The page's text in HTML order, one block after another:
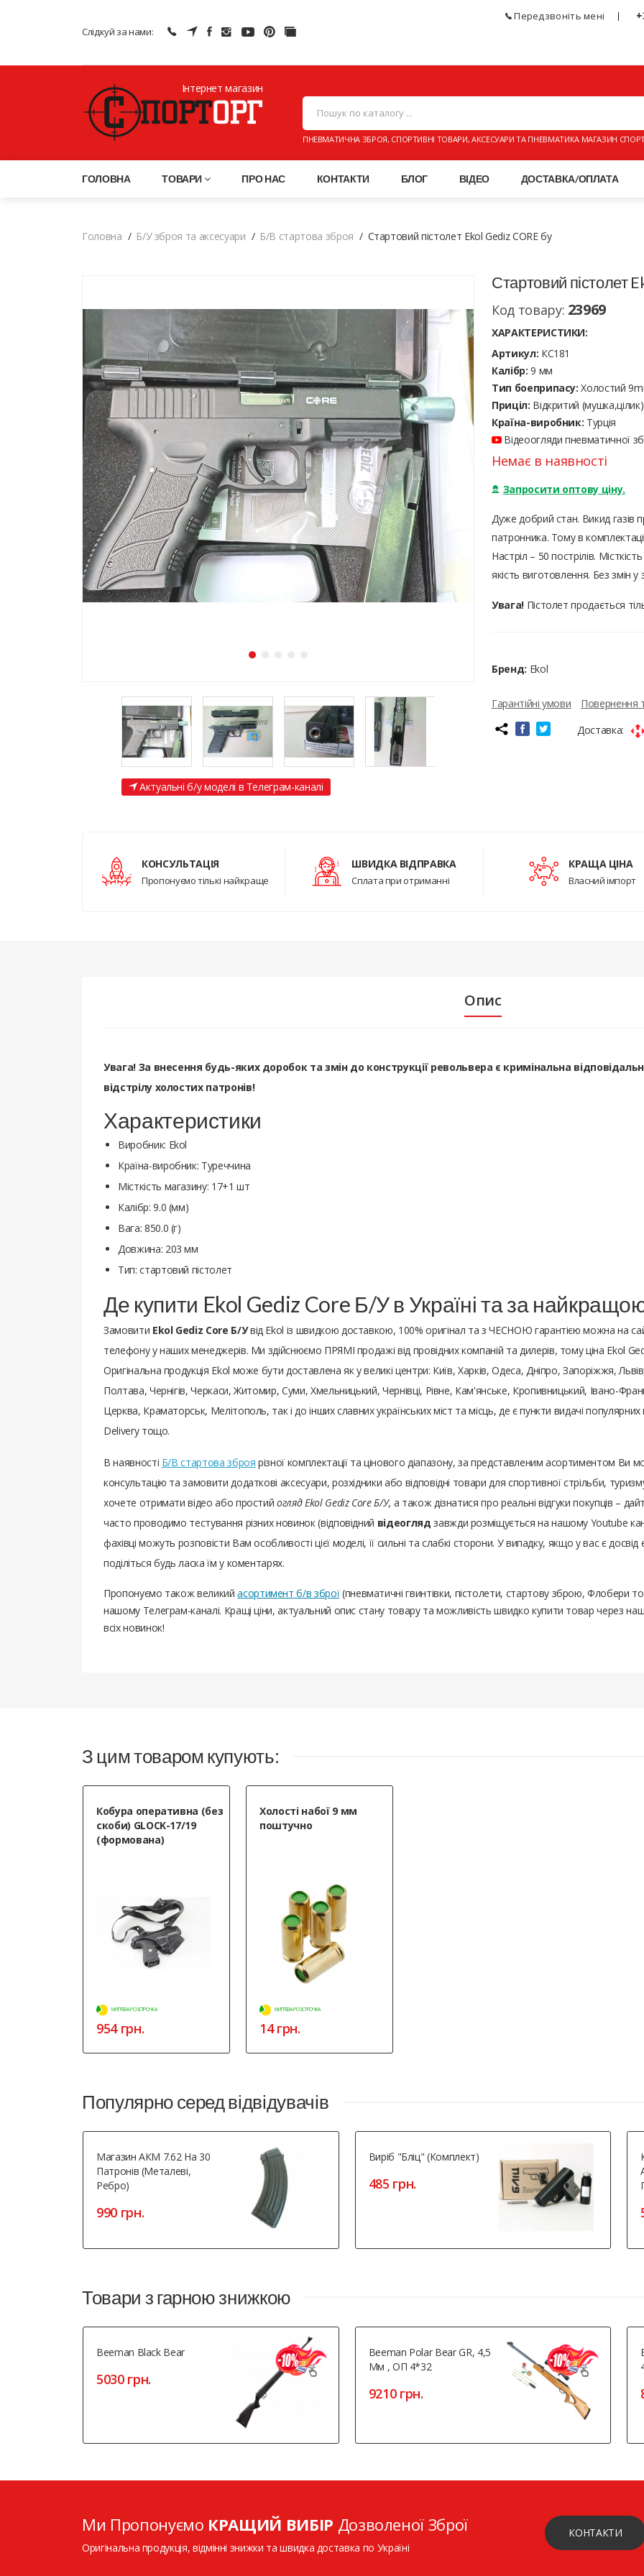
Слідкуй за нами:
Передзвоніть мені
Інтернет магазин
ПНЕВМАТИЧНА ЗБРОЯ, СПОРТИВНІ ТОВАРИ, АКСЕСУАРИ ТА ПНЕВМАТИКА МАГАЗИН
ГОЛОВНА ТОВАРИ ПРО НАС КОНТАКТИ БЛОГ ВІДЕО ДОСТАВКА/ОПЛАТА
Головна Б/У зброя та аксесуари Б/В стартова зброя Стартовий пістолет Ekol Gediz CORE бу
Актуальні б/у моделі в Телеграм-каналі
Стартовий пістолет
Код товару: 23969
ХАРАКТЕРИСТИКИ:
Артикул: КС181
Калібр: 9 мм
Тип боеприпасу: Холостий
Приціл: Відкритий (мушка,цілик)
Країна-виробник: Турція
Відеоогляди пневматичної
Немає в наявності
Запросити оптову ціну.
Дуже добрий стан. Викид газів
патронника. Тому в
Настріл – 50 пострілів.
якість виготовлення. Без змін у
Увага! Пістолет продається
Бренд: Ekol
Гарантійні умови Повернення
Доставка:
КОНСУЛЬТАЦІЯ
Пропонуємо тількі найкраще
ШВИДКА ВІДПРАВКА
Сплата при отриманні
КРАЩА ЦІНА
Власний імпорт
Опис
Увага! За внесення будь-яких доробок та змін до конструкції револьвера є кримінальна
відстрілу холостих патронів!
Характеристики
Виробник: Ekol
Країна-виробник: Туреччина
Місткість магазину: 17+1 шт
Калібр: 9.0 (мм)
Вага: 850.0 (г)
Довжина: 203 мм
Тип: стартовий пістолет
Де купити Ekol Gediz Core Б/У в Україні та за
Замовити Ekol Gediz Core Б/Увід Ekol із швидкою доставкою, 100% оригінал та з ЧЕСНОЮ гарантією можна на
телефону у наших менеджерів. Ми здійснюємо ПРЯМІ продажі від провідних компаній та дилерів, тому ціна Ekol
Оригінальна продукція Ekol може бути доставлена ​​як у великі центри: Київ, Харків, Одеса, Дніпро, Запоріжжя,
Полтава, Чернігів, Черкаси, Житомир, Суми, Хмельницький, Чернівці, Рівне, Кам'янське, Кропивницький, Івано-
Церква, Краматорськ, Мелітополь, так і до інших славних українських міст та місць, де є пункти видачі
Delivery тощо.
В наявності Б/В стартова зброя різної комплектації та цінового діапазону, за представленим асортиментом
консультацію та замовити додаткові аксесуари, розхідники або відповідні товари для спортивної стрільби,
хочете отримати відео або простийогляд Ekol Gediz Core Б/У, а також дізнатися про реальні відгуки покупців –
часто проводимо тестування різних новинок (відповідний відеогляд завжди розміщується на нашому Youtube
фахівці можуть розповісти Вам особливості цієї моделі, її сильні та слабкі сторони. У випадку, якщо у вас є
поділіться будь ласка їм у коментарях.
Пропонуємо також великийасортимент б/в зброї(пневматичні гвинтівки, пістолети, стартову зброю, Флобери
нашому Телеграм-каналі. Кращі ціни, актуальний опис стану товару та можливість швидко купити товар через
всіх новинок!
З цим товаром купують:
Кобура оперативна (без
скоби) GLOCK-17/19
(формована)
МИТТЄВА РОЗСТРОЧКА
954 грн.
Холості набої 9 мм
поштучно
МИТТЄВА РОЗСТРОЧКА
14 грн.
Популярно серед відвідувачів
Магазин АКМ 7.62 На 30
Патронів (металеві,
Ребро)
990 грн.
Виріб "Бліц" (комплект)
485 грн.
Товари з гарною знижкою
Beeman Black Bear
5030 грн.
Beeman Polar Bear GR, 4,5
Мм , ОП 4*32
9210 грн.
Ми Пропонуємо КРАЩИЙ ВИБІР Дозволеної Зброї
Оригінальна продукція, відмінні знижки та швидка доставка по Україні
КОНТАКТИ